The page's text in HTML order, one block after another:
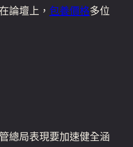
論壇上， 包養價格多位
總局表現要加速健全涵